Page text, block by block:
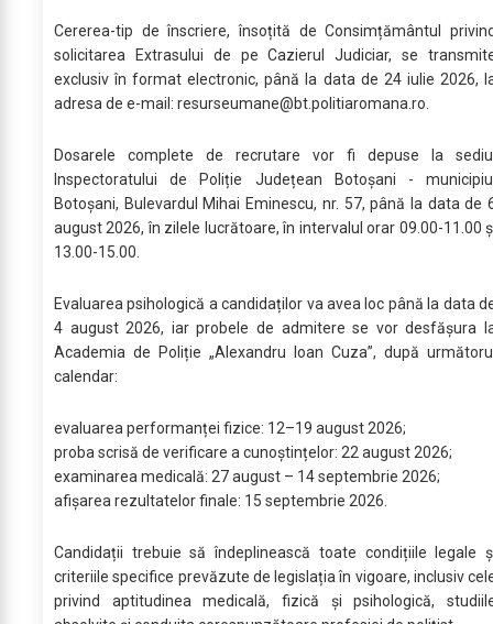
Cererea-tip de înscriere, însoțită de Consimțământul
solicitarea Extrasului de pe Cazierul Judiciar, se
exclusiv în format electronic, până la data de 24 iulie 2026,
adresa de e-mail: resurseumane@bt.politiaromana.ro
Dosarele complete de recrutare vor fi depuse la
Inspectoratului de Poliție Județean Botoșani -
Botoșani, Bulevardul Mihai Eminescu, nr. 57, până la data de
august 2026, în zilele lucrătoare, în intervalul orar 09.00-11.00
13.00-15.00.
Evaluarea psihologică a candidaților va avea loc până la data
4 august 2026, iar probele de admitere se vor desfășura
Academia de Poliție „Alexandru Ioan Cuza”, după
calendar:
evaluarea performanței fizice: 12–19 august 2026;
proba scrisă de verificare a cunoștințelor: 22 august 2026;
examinarea medicală: 27 august – 14 septembrie 2026;
afișarea rezultatelor finale: 15 septembrie 2026.
Candidații trebuie să îndeplinească toate condițiile legale
criteriile specifice prevăzute de legislația în vigoare, inclusiv
privind aptitudinea medicală, fizică și psihologică,